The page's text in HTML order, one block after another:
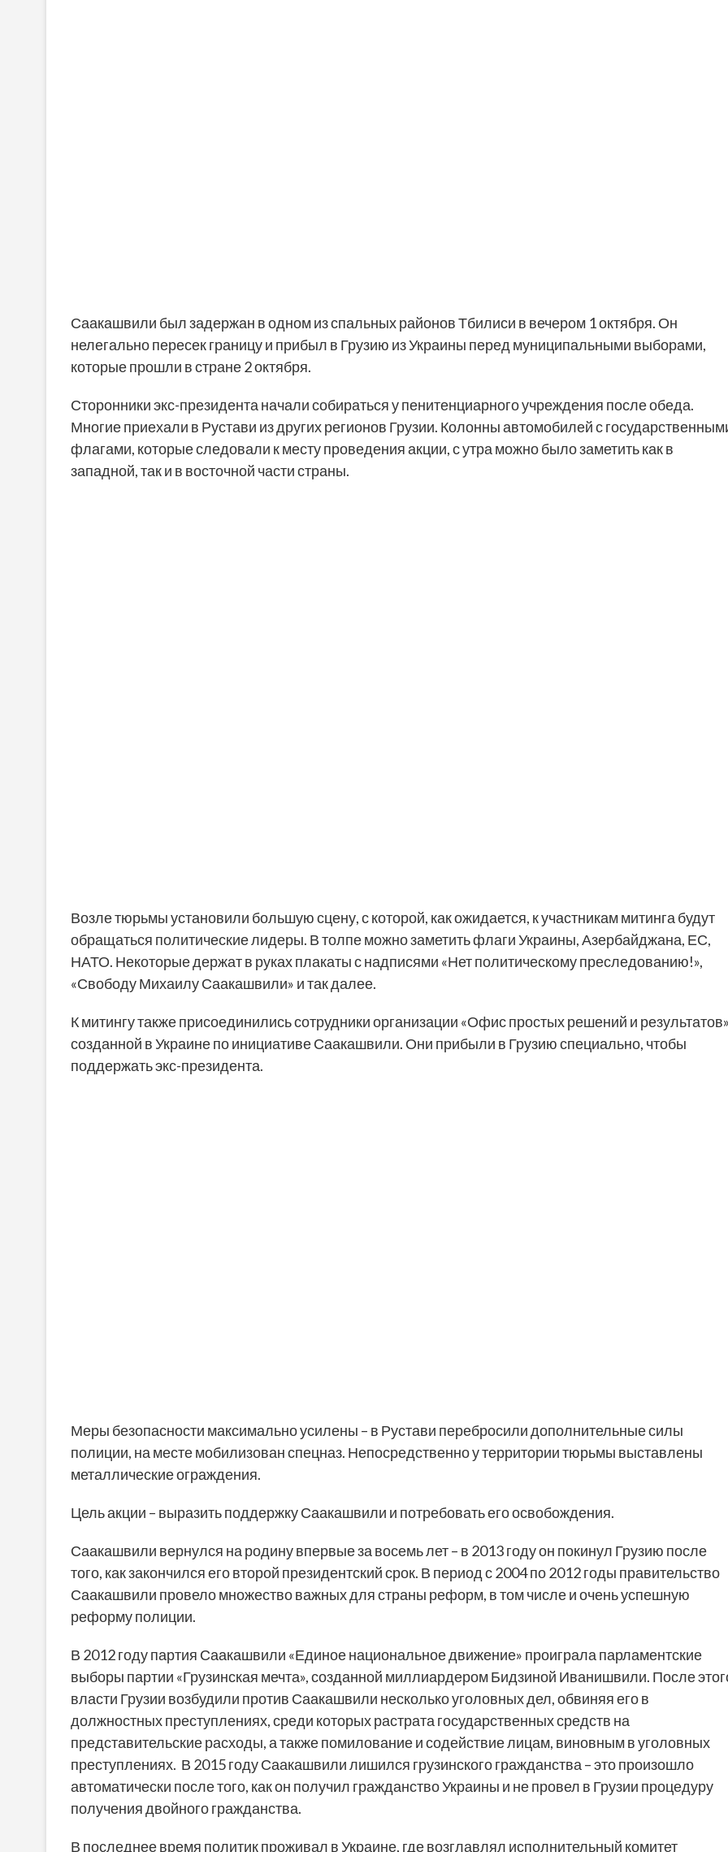
Саакашвили был задержан в одном из спальных районов Тбилиси в вечером 1 октября. Он
нелегально пересек границу и прибыл в Грузию из Украины перед муниципальными выборами,
которые прошли в стране 2 октября.
Сторонники экс-президента начали собираться у пенитенциарного учреждения после обеда.
Многие приехали в Рустави из других регионов Грузии. Колонны автомобилей с
флагами, которые следовали к месту проведения акции, с утра можно было заметить как в
западной, так и в восточной части страны.
Возле тюрьмы установили большую сцену, с которой, как ожидается, к участникам митинга будут
обращаться политические лидеры. В толпе можно заметить флаги Украины, Азербайджана, ЕС,
НАТО. Некоторые держат в руках плакаты с надписями «Нет политическому преследованию!»,
«Свободу Михаилу Саакашвили» и так далее.
К митингу также присоединились сотрудники организации «Офис простых решений и
созданной в Украине по инициативе Саакашвили. Они прибыли в Грузию специально, чтобы
поддержать экс-президента.
Меры безопасности максимально усилены – в Рустави перебросили дополнительные силы
полиции, на месте мобилизован спецназ. Непосредственно у территории тюрьмы выставлены
металлические ограждения.
Цель акции – выразить поддержку Саакашвили и потребовать его освобождения.
Саакашвили вернулся на родину впервые за восемь лет – в 2013 году он покинул Грузию после
того, как закончился его второй президентский срок. В период с 2004 по 2012 годы правительство
Саакашвили провело множество важных для страны реформ, в том числе и очень успешную
реформу полиции.
В 2012 году партия Саакашвили «Единое национальное движение» проиграла парламентские
выборы партии «Грузинская мечта», созданной миллиардером Бидзиной Иванишвили. После
власти Грузии возбудили против Саакашвили несколько уголовных дел, обвиняя его в
должностных преступлениях, среди которых растрата государственных средств на
представительские расходы, а также помилование и содействие лицам, виновным в уголовных
преступлениях. В 2015 году Саакашвили лишился грузинского гражданства – это произошло
автоматически после того, как он получил гражданство Украины и не провел в Грузии процедуру
получения двойного гражданства.
В последнее время политик проживал в Украине, где возглавлял исполнительный комитет